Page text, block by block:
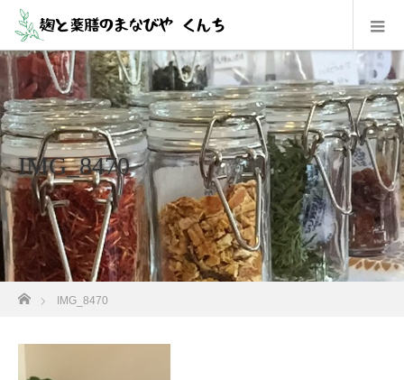
IMG_8470
ホーム
IMG_8470